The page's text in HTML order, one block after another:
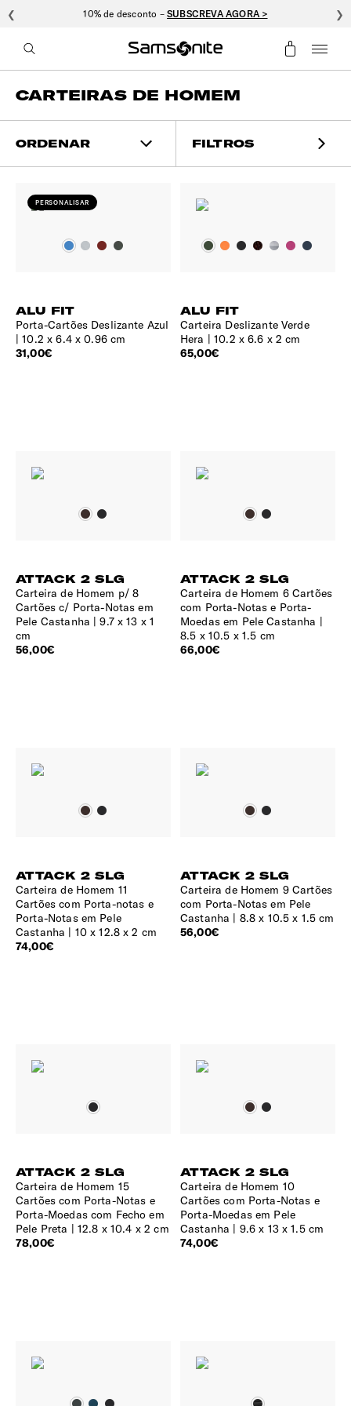
10% de desconto –SUBSCREVA AGORA >
❮ ❯
CARTEIRAS DE HOMEM
ORDENAR FILTROS
PERSONALISAR
ALU FIT
Porta-Cartões Deslizante Azul
10.2 x 6.4 x 0.96 cm
31,00€
ALU FIT
Carteira Deslizante Verde
Hera
10.2 x 6.6 x 2 cm
65,00€
ATTACK 2 SLG
Carteira de Homem p/ 8
Cartões c/ Porta-Notas em
Pele Castanha
9.7 x 13 x 1
cm
56,00€
ATTACK 2 SLG
Carteira de Homem 6 Cartões
com Porta-Notas e Porta-
Moedas em Pele Castanha
8.5 x 10.5 x 1.5 cm
66,00€
ATTACK 2 SLG
Carteira de Homem 11
Cartões com Porta-notas e
Porta-Notas em Pele
Castanha
10 x 12.8 x 2 cm
74,00€
ATTACK 2 SLG
Carteira de Homem 9 Cartões
com Porta-Notas em Pele
Castanha
8.8 x 10.5 x 1.5 cm
56,00€
ATTACK 2 SLG
Carteira de Homem 15
Cartões com Porta-Notas e
Porta-Moedas com Fecho em
Pele Preta
12.8 x 10.4 x 2 cm
78,00€
ATTACK 2 SLG
Carteira de Homem 10
Cartões com Porta-Notas e
Porta-Moedas em Pele
Castanha
9.6 x 13 x 1.5 cm
74,00€